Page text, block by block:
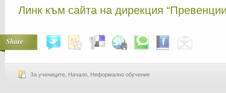
Линк към сайта на дирекция
Share
За учениците Начало Неформално обучение